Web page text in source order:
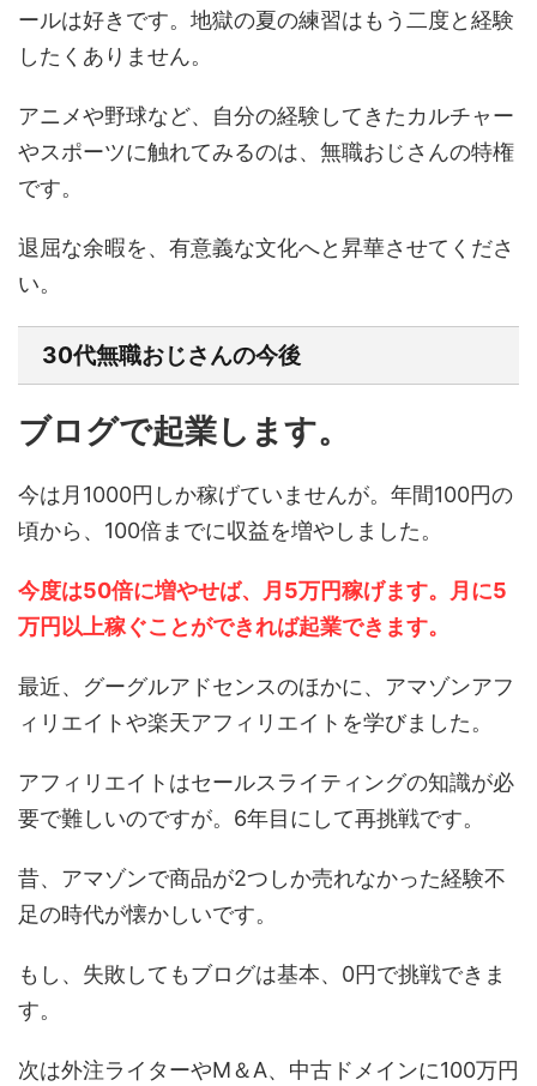
ールは好きです。地獄の夏の練習はもう二度と経験
したくありません。
アニメや野球など、自分の経験してきたカルチャー
やスポーツに触れてみるのは、無職おじさんの特権
です。
退屈な余暇を、有意義な文化へと昇華させてくださ
い。
30代無職おじさんの今後
ブログで起業します。
今は月1000円しか稼げていませんが。年間100円の
頃から、100倍までに収益を増やしました。
今度は50倍に増やせば、月5万円稼げます。月に5
万円以上稼ぐことができれば起業できます。
最近、グーグルアドセンスのほかに、アマゾンアフ
ィリエイトや楽天アフィリエイトを学びました。
アフィリエイトはセールスライティングの知識が必
要で難しいのですが。6年目にして再挑戦です。
昔、アマゾンで商品が2つしか売れなかった経験不
足の時代が懐かしいです。
もし、失敗してもブログは基本、0円で挑戦できま
す。
次は外注ライターやM＆A、中古ドメインに100万円